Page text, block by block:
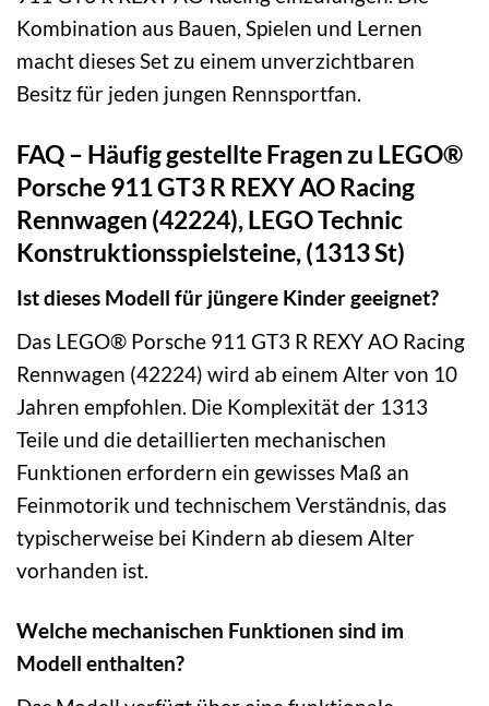
Kombination aus Bauen, Spielen und Lernen
macht dieses Set zu einem unverzichtbaren
Besitz für jeden jungen Rennsportfan.
FAQ – Häufig gestellte Fragen zu LEGO®
Porsche 911 GT3 R REXY AO Racing
Rennwagen (42224), LEGO Technic
Konstruktionsspielsteine, (1313 St)
Ist dieses Modell für jüngere Kinder geeignet?
Das LEGO® Porsche 911 GT3 R REXY AO Racing
Rennwagen (42224) wird ab einem Alter von 10
Jahren empfohlen. Die Komplexität der 1313
Teile und die detaillierten mechanischen
Funktionen erfordern ein gewisses Maß an
Feinmotorik und technischem Verständnis, das
typischerweise bei Kindern ab diesem Alter
vorhanden ist.
Welche mechanischen Funktionen sind im
Modell enthalten?